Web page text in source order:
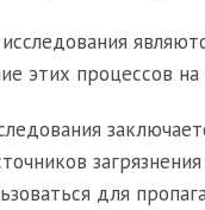
исследования
этих процессов на
для